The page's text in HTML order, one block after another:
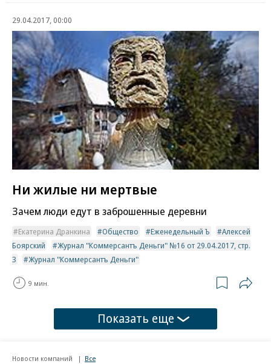
29.04.2017, 00:00
Ни жилые ни мертвые
Зачем люди едут в заброшенные деревни
Екатерина Дранкина Общество Еженедельный Ъ
Алексей
Боярский
Журнал "Коммерсантъ Деньги" №16 от 29.04.2017, стр.
3
Журнал "Коммерсантъ Деньги"
9 мин.
Показать еще
Новости компаний Все